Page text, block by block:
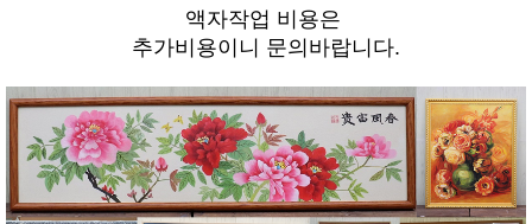
액자작업 비용은
추가비용이니 문의바랍니다.